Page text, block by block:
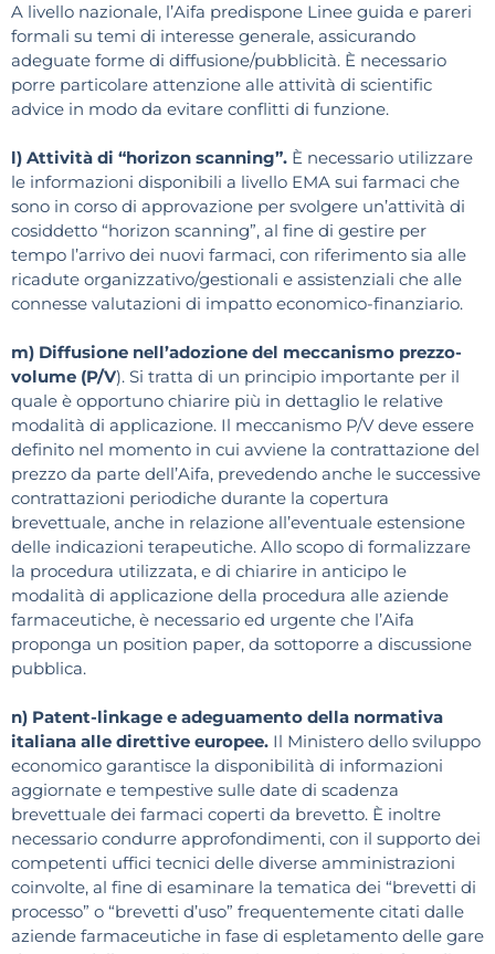
A livello nazionale, l’Aifa predispone Linee guida e pareri
formali su temi di interesse generale, assicurando
adeguate forme di diffusione/pubblicità. È necessario
porre particolare attenzione alle attività di scientific
advice in modo da evitare conflitti di funzione.
l) Attività di “horizon scanning”. È necessario utilizzare
le informazioni disponibili a livello EMA sui farmaci che
sono in corso di approvazione per svolgere un’attività di
cosiddetto “horizon scanning”, al fine di gestire per
tempo l’arrivo dei nuovi farmaci, con riferimento sia alle
ricadute organizzativo/gestionali e assistenziali che alle
connesse valutazioni di impatto economico-finanziario.
m) Diffusione nell’adozione del meccanismo prezzo-
volume (P/V). Si tratta di un principio importante per il
quale è opportuno chiarire più in dettaglio le relative
modalità di applicazione. Il meccanismo P/V deve essere
definito nel momento in cui avviene la contrattazione del
prezzo da parte dell’Aifa, prevedendo anche le successive
contrattazioni periodiche durante la copertura
brevettuale, anche in relazione all’eventuale estensione
delle indicazioni terapeutiche. Allo scopo di formalizzare
la procedura utilizzata, e di chiarire in anticipo le
modalità di applicazione della procedura alle aziende
farmaceutiche, è necessario ed urgente che l’Aifa
proponga un position paper, da sottoporre a discussione
pubblica.
n) Patent-linkage e adeguamento della normativa
italiana alle direttive europee. Il Ministero dello sviluppo
economico garantisce la disponibilità di informazioni
aggiornate e tempestive sulle date di scadenza
brevettuale dei farmaci coperti da brevetto. È inoltre
necessario condurre approfondimenti, con il supporto dei
competenti uffici tecnici delle diverse amministrazioni
coinvolte, al fine di esaminare la tematica dei “brevetti di
processo” o “brevetti d’uso” frequentemente citati dalle
aziende farmaceutiche in fase di espletamento delle gare